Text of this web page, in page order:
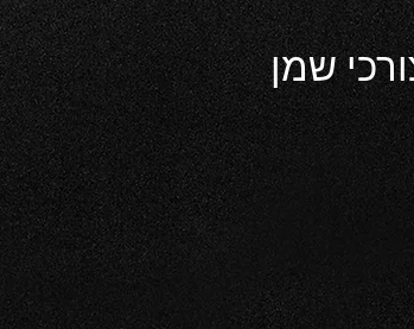
תוסף שמן פרימיום למנועי צורכי שמן